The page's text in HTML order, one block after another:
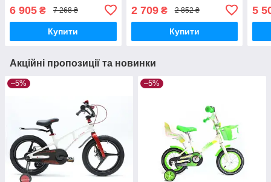
підстаканником (Чорно-
кремовий)
6 905 ₴ 7 268 ₴
Купити
педалями
2 709₴ 2 852 ₴
Купити
5
Акційні пропозиції та новинки
–5% –5%